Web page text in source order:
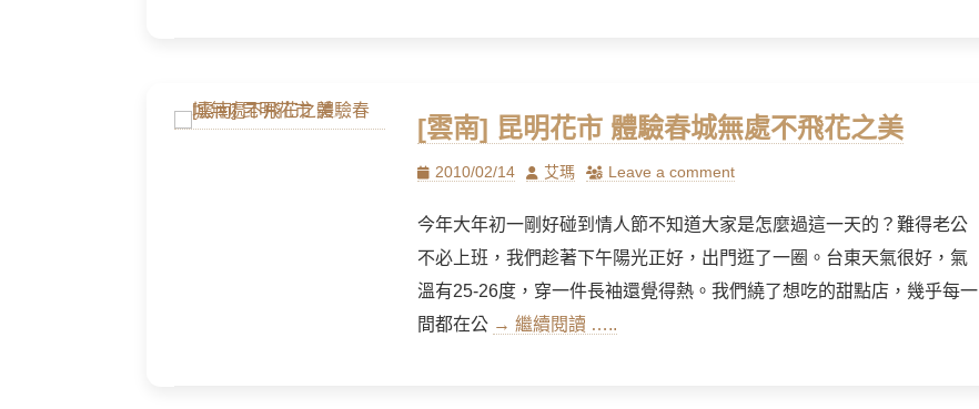
[雲南] 昆明花市 體驗春城無處不飛花之美
Posted
2010/02/14 Author
艾瑪 Leave a comment
今年大年初一剛好碰到情人節不知道大家是怎麼過這一天的？難得老公
不必上班，我們趁著下午陽光正好，出門逛了一圈。台東天氣很好，氣
溫有25-26度，穿一件長袖還覺得熱。我們繞了想吃的甜點店，幾乎每一
間都在公 → 繼續閱讀 …..